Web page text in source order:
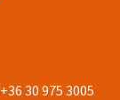
+36 30 975 3005